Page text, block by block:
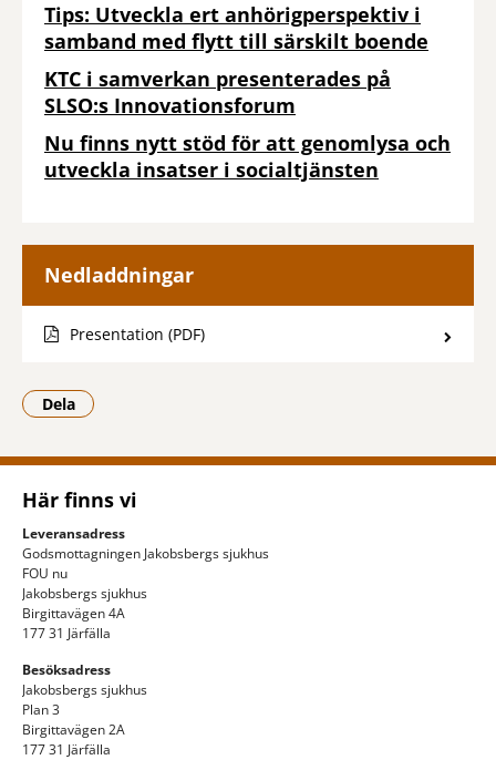
Tips: Utveckla ert anhörigperspektiv i
samband med flytt till särskilt boende
KTC i samverkan presenterades på
SLSO:s Innovationsforum
Nu finns nytt stöd för att genomlysa och
utveckla insatser i socialtjänsten
Nedladdningar
Presentation (PDF)
Dela
- Klicka för att öppna delningsalternativ.
Här finns vi
Leveransadress
Godsmottagningen Jakobsbergs sjukhus
FOU nu
Jakobsbergs sjukhus
Birgittavägen 4A
177 31 Järfälla
Besöksadress
Jakobsbergs sjukhus
Plan 3
Birgittavägen 2A
177 31 Järfälla